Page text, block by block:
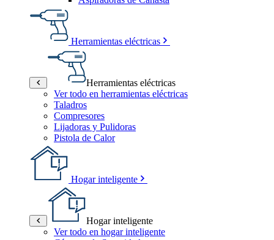
Herramientas eléctricas
Herramientas eléctricas
Ver todo en herramientas eléctricas
Taladros
Compresores
Lijadoras y Pulidoras
Pistola de Calor
Hogar inteligente
Hogar inteligente
Ver todo en hogar inteligente